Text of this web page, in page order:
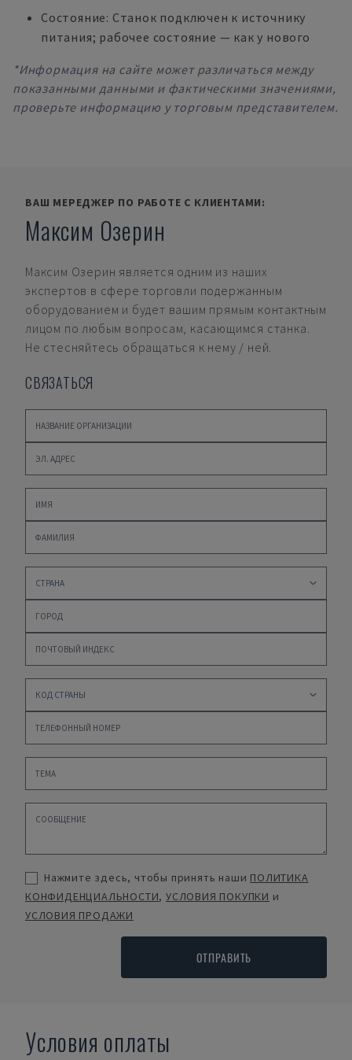
Состояние: Станок подключен к источнику
питания; рабочее состояние — как у нового
*Информация на сайте может различаться между
показанными данными и фактическими значениями,
проверьте информацию у торговым представителем.
ВАШ МЕРЕДЖЕР ПО РАБОТЕ С КЛИЕНТАМИ:
Максим Озерин
Максим Озерин является одним из наших
экспертов в сфере торговли подержанным
оборудованием и будет вашим прямым контактным
лицом по любым вопросам, касающимся станка.
Не стесняйтесь обращаться к нему / ней.
СВЯЗАТЬСЯ
Нажмите здесь, чтобы принять наши ПОЛИТИКА
КОНФИДЕНЦИАЛЬНОСТИ,УСЛОВИЯ ПОКУПКИ и
УСЛОВИЯ ПРОДАЖИ
ОТПРАВИТЬ
Условия оплаты